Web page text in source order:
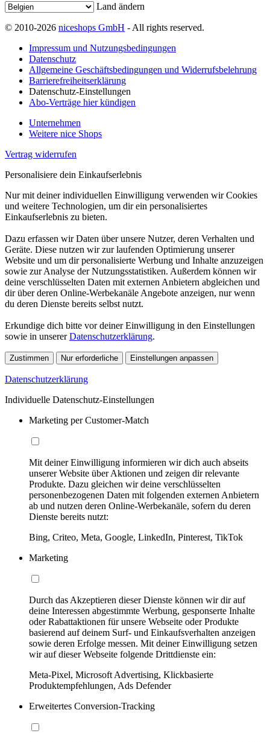
Land ändern
© 2010-2026 niceshops GmbH - All rights reserved.
Impressum und Nutzungsbedingungen
Datenschutz
Allgemeine Geschäftsbedingungen und Widerrufsbelehrung
Barrierefreiheitserklärung
Datenschutz-Einstellungen
Abo-Verträge hier kündigen
Unternehmen
Weitere nice Shops
Vertrag widerrufen
Personalisiere dein Einkaufserlebnis
Nur mit deiner individuellen Einwilligung verwenden wir Cookies
und weitere Technologien, um dir ein personalisiertes
Einkaufserlebnis zu bieten.
Dazu erfassen wir Daten über unsere Nutzer, deren Verhalten und
Geräte. Diese nutzen wir zur laufenden Optimierung unserer
Website und um dir personalisierte Werbung und Inhalte anzuzeigen
sowie zur Analyse der Nutzungsstatistiken. Außerdem können wir
deine verschlüsselten Daten mit externen Anbietern abgleichen und
dir über deren Online-Werbekanäle Angebote anzeigen, nur wenn
du deren Dienste bereits selbst nutzt.
Erkundige dich bitte vor deiner Einwilligung in den Einstellungen
sowie in unsererDatenschutzerklärung.
Zustimmen Nur erforderliche Einstellungen anpassen
Datenschutzerklärung
Individuelle Datenschutz-Einstellungen
Marketing per Customer-Match
Mit deiner Einwilligung informieren wir dich auch abseits
unserer Website über Aktionen und zeigen dir relevante
Produkte. Dazu gleichen wir deine verschlüsselten
personenbezogenen Daten mit folgenden externen Anbietern
ab und nutzen deren Online-Werbekanäle, sofern du deren
Dienste bereits nutzt:
Bing, Criteo, Meta, Google, LinkedIn, Pinterest, TikTok
Marketing
Durch das Akzeptieren dieser Dienste können wir dir auf
deine Interessen abgestimmte Werbung, gesponserte Inhalte
oder Rabattaktionen für unsere Webseite oder Produkte
basierend auf deinem Surf- und Einkaufsverhalten anzeigen
sowie deren Erfolge messen. Mit deiner Einwilligung setzen
wir auf dieser Webseite folgende Drittdienste ein:
Meta-Pixel, Microsoft Advertising, Klickbasierte
Produktempfehlungen, Ads Defender
Erweitertes Conversion-Tracking